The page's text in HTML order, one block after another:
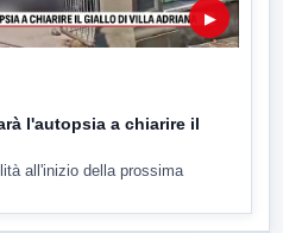
▶
l'autopsia a chiarire il
all'inizio della prossima